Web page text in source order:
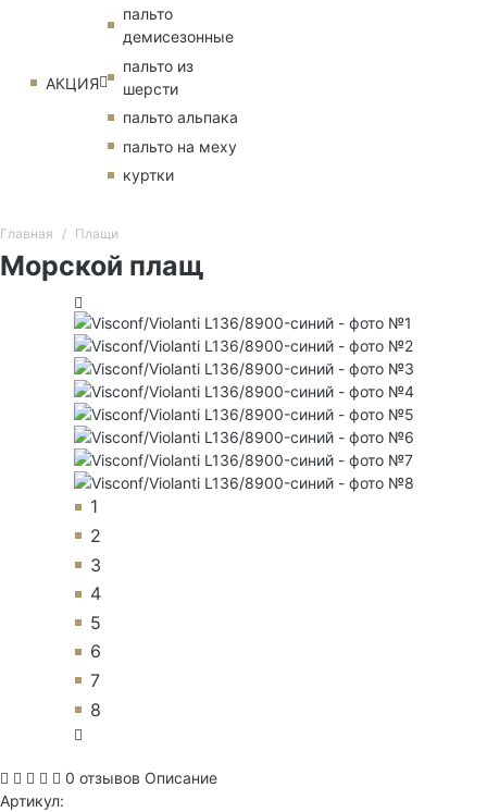
АКЦИЯ
пальто
демисезонные
пальто из
шерсти
пальто альпака
пальто на меху
куртки
Главная Плащи
Морской плащ
1
2
3
4
5
6
7
8
0 отзывов Описание
Артикул: